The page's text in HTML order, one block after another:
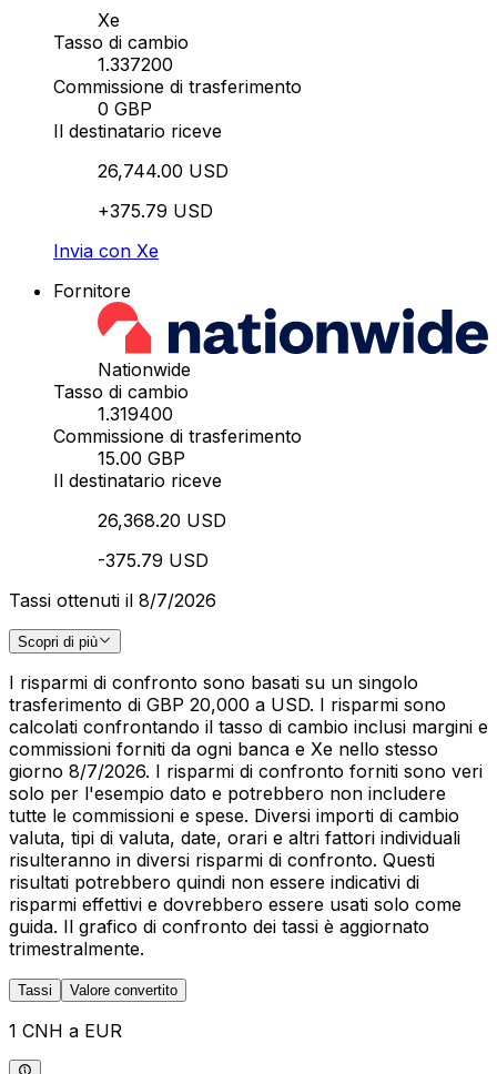
Xe
Tasso di cambio
1.337200
Commissione di trasferimento
0 GBP
Il destinatario riceve
26,744.00 USD
+375.79 USD
Invia con Xe
Fornitore
Nationwide
Tasso di cambio
1.319400
Commissione di trasferimento
15.00 GBP
Il destinatario riceve
26,368.20 USD
-375.79 USD
Tassi ottenuti il 8/7/2026
Scopri di più
I risparmi di confronto sono basati su un singolo
trasferimento di GBP 20,000 a USD. I risparmi sono
calcolati confrontando il tasso di cambio inclusi margini e
commissioni forniti da ogni banca e Xe nello stesso
giorno 8/7/2026. I risparmi di confronto forniti sono veri
solo per l'esempio dato e potrebbero non includere
tutte le commissioni e spese. Diversi importi di cambio
valuta, tipi di valuta, date, orari e altri fattori individuali
risulteranno in diversi risparmi di confronto. Questi
risultati potrebbero quindi non essere indicativi di
risparmi effettivi e dovrebbero essere usati solo come
guida. Il grafico di confronto dei tassi è aggiornato
trimestralmente.
Tassi Valore convertito
1 CNH a EUR